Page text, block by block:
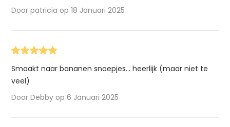
Door patricia op 18 Januari 2025
Smaakt naar bananen snoepjes... heerlijk (maar niet te
veel)
Door Debby op 6 Januari 2025